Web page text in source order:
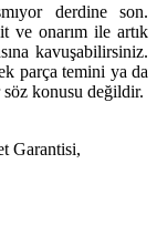
derdine son.
ve onarım ile artık
kavuşabilirsiniz.
parça temini ya da
konusu değildir.
Garantisi,